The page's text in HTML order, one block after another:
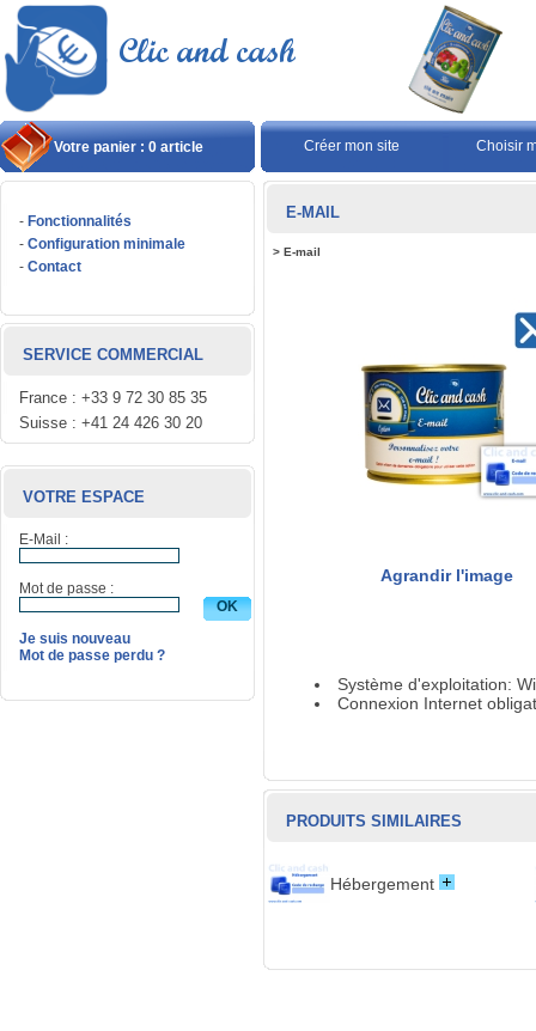
Votre panier : 0 article Créer mon site Choisir
- Fonctionnalités
- Configuration minimale
- Contact
SERVICE COMMERCIAL
France : +33 9 72 30 85 35
Suisse : +41 24 426 30 20
VOTRE ESPACE
E-Mail :
Mot de passe :
Je suis nouveau
Mot de passe perdu ?
E-MAIL
> E-mail
Agrandir l'image
Système d'exploitation:
Connexion Internet
PRODUITS SIMILAIRES
Hébergement